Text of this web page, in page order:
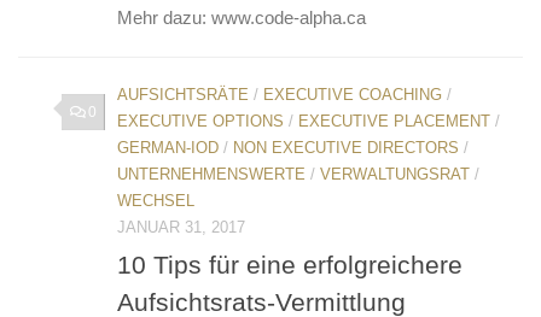
Mehr dazu: www.code-alpha.ca
0
AUFSICHTSRÄTE / EXECUTIVE COACHING /
EXECUTIVE OPTIONS / EXECUTIVE PLACEMENT /
GERMAN-IOD / NON EXECUTIVE DIRECTORS /
UNTERNEHMENSWERTE / VERWALTUNGSRAT /
WECHSEL
JANUAR 31, 2017
10 Tips für eine erfolgreichere
Aufsichtsrats-Vermittlung